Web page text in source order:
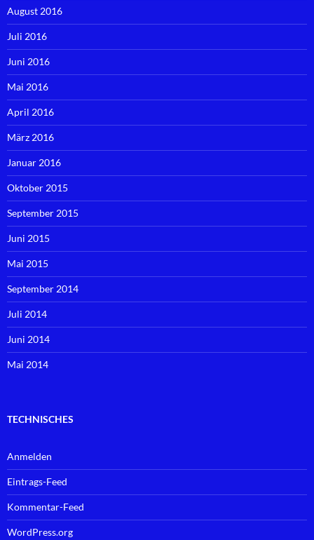
August 2016
Juli 2016
Juni 2016
Mai 2016
April 2016
März 2016
Januar 2016
Oktober 2015
September 2015
Juni 2015
Mai 2015
September 2014
Juli 2014
Juni 2014
Mai 2014
TECHNISCHES
Anmelden
Eintrags-Feed
Kommentar-Feed
WordPress.org